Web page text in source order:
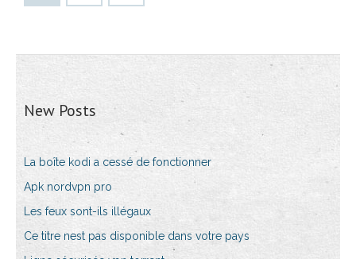
New Posts
La boîte kodi a cessé de fonctionner
Apk nordvpn pro
Les feux sont-ils illégaux
Ce titre nest pas disponible dans votre pays